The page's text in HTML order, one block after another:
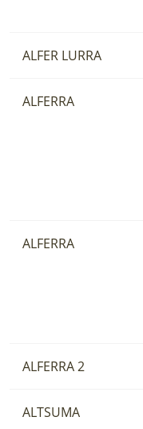
ALFER LURRA
ALFERRA
ALFERRA
ALFERRA 2
ALTSUMA